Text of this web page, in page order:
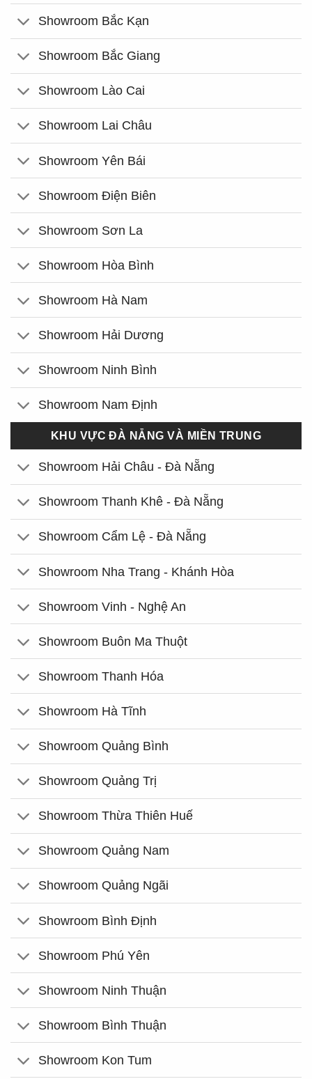
Showroom Bắc Kạn
Showroom Bắc Giang
Showroom Lào Cai
Showroom Lai Châu
Showroom Yên Bái
Showroom Điện Biên
Showroom Sơn La
Showroom Hòa Bình
Showroom Hà Nam
Showroom Hải Dương
Showroom Ninh Bình
Showroom Nam Định
KHU VỰC ĐÀ NẴNG VÀ MIỀN TRUNG
Showroom Hải Châu - Đà Nẵng
Showroom Thanh Khê - Đà Nẵng
Showroom Cẩm Lệ - Đà Nẵng
Showroom Nha Trang - Khánh Hòa
Showroom Vinh - Nghệ An
Showroom Buôn Ma Thuột
Showroom Thanh Hóa
Showroom Hà Tĩnh
Showroom Quảng Bình
Showroom Quảng Trị
Showroom Thừa Thiên Huế
Showroom Quảng Nam
Showroom Quảng Ngãi
Showroom Bình Định
Showroom Phú Yên
Showroom Ninh Thuận
Showroom Bình Thuận
Showroom Kon Tum